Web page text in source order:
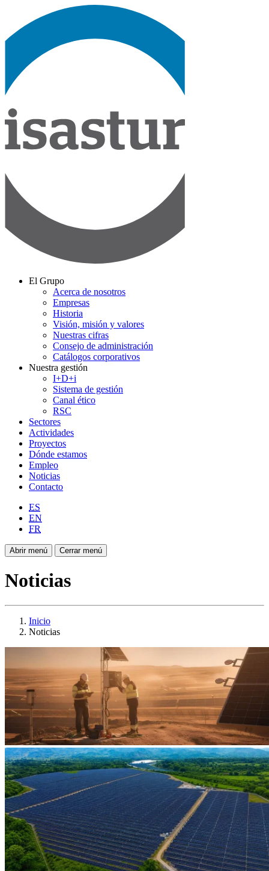
El Grupo
Acerca de nosotros
Empresas
Historia
Visión, misión y valores
Nuestras cifras
Consejo de administración
Catálogos corporativos
Nuestra gestión
I+D+i
Sistema de gestión
Canal ético
RSC
Sectores
Actividades
Proyectos
Dónde estamos
Empleo
Noticias
Contacto
ES
EN
FR
Abrir menú Cerrar menú
Noticias
Inicio
Noticias